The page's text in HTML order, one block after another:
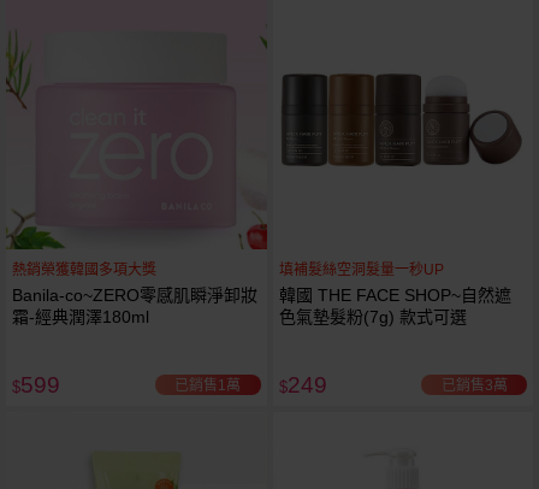
熱銷榮獲韓國多項大獎
Banila-co~ZERO零感肌瞬淨卸妝
霜-經典潤澤180ml
$599 已銷售1萬
填補髮絲空洞髮量一秒UP
韓國 THE FACE SHOP~自然遮
色氣墊髮粉(7g) 款式可選
$249 已銷售3萬